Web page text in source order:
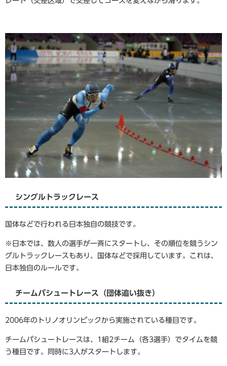
シングルトラックレース
国体などで行われる日本独自の競技です。
※日本では、数人の選手が一斉にスタートし、その順位を競うシン
グルトラックレースもあり、国体などで採用しています。これは、
日本独自のルールです。
チームパシュートレース（団体追い抜き）
2006年のトリノオリンピックから実施されている種目です。
チームパシュートレースは、1組2チーム（各3選手）でタイムを競
う種目です。同時に3人がスタートします。